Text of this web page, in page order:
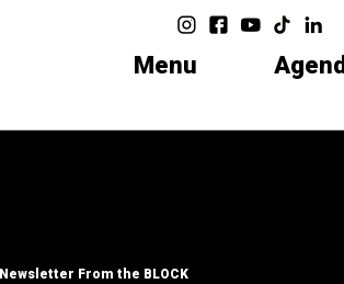
Menu
Newsletter From the BLOCK